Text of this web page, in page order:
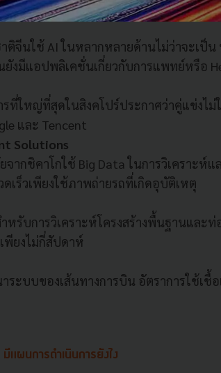
จีนใช้ AI ในหลากหลายด้านไม่ว่าจะเป็
งมีแอปพลิเคชั่นเกี่ยวกับการแพทย์หรือ
รที่ใหญ่ที่สุดในสิงคโปร์ประกาศว่าคู่แข่งไ
และ Tencent
Solutions
ากชิคาโกใช้ Big Data ในการวิเคราะห์แ
ดเร็วเพียงใช้ภาพถ่ายรถที่เกิดอุบัติเหตุ
หรับการวิเคราะห์โครงสร้างพื้นฐานและ
พียงไม่กี่สัปดาห์
ะบบของเส้นทางการบิน อัตราการใช้เชื้
ผนการดำเนินการยังไง